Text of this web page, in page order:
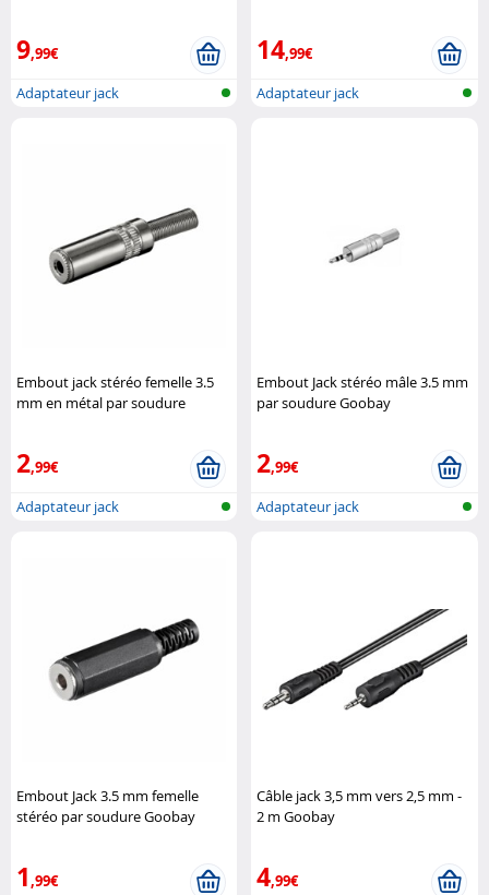
9,99€
Adaptateur jack
14,99€
Adaptateur jack
Embout jack stéréo femelle 3.5
mm en métal par soudure
2,99€
Adaptateur jack
Embout Jack stéréo mâle 3.5 mm
par soudure Goobay
2,99€
Adaptateur jack
Embout Jack 3.5 mm femelle
stéréo par soudure Goobay
1,99€
Câble jack 3,5 mm vers 2,5 mm -
2 m Goobay
4,99€